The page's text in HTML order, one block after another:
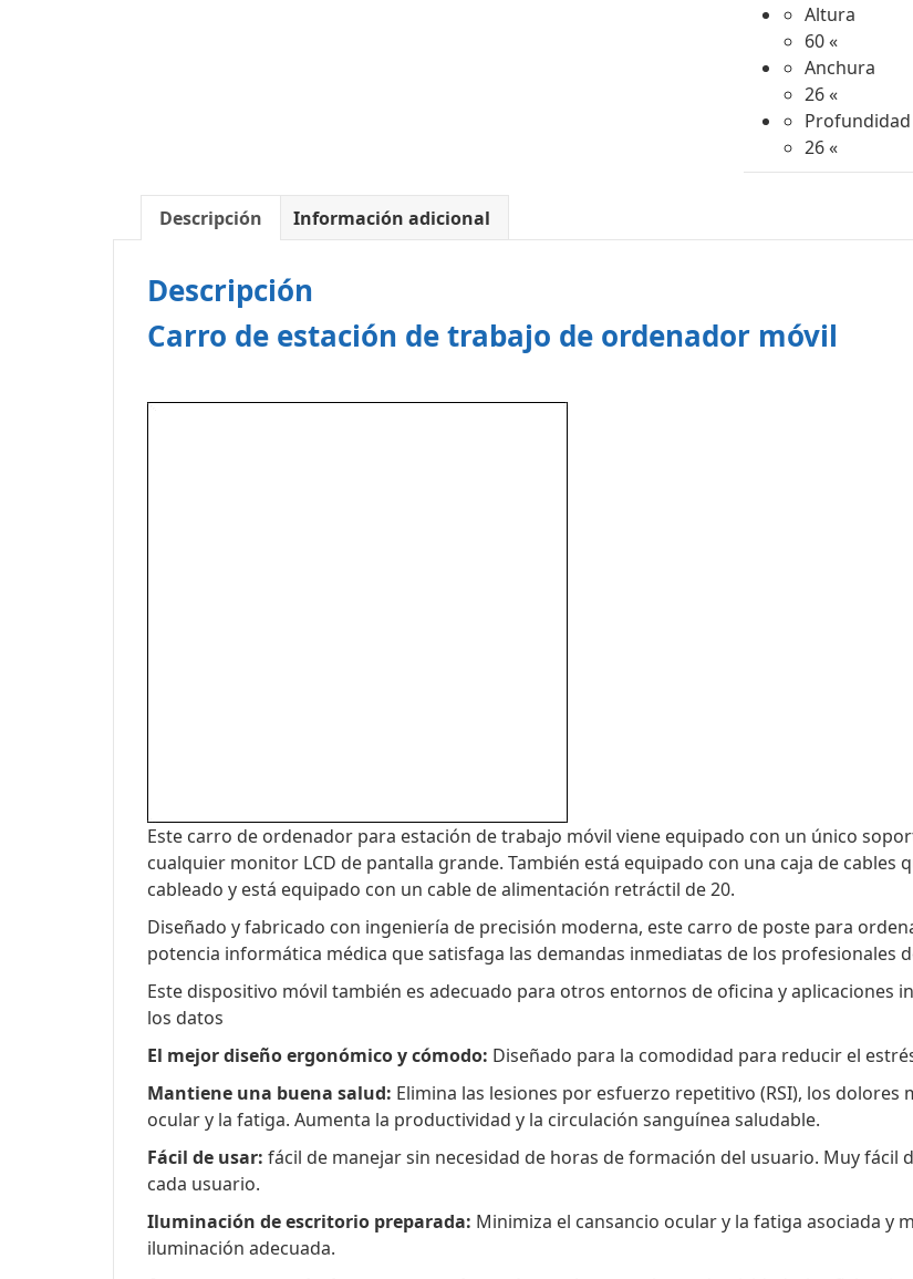
Altura
60 «
Anchura
26 «
Profundidad
26 «
Descripción Información adicional
Descripción
Carro de estación de trabajo de ordenador móvil
Este carro de ordenador para estación de trabajo móvil viene equipado con un único
cualquier monitor LCD de pantalla grande. También está equipado con una caja de cables
cableado y está equipado con un cable de alimentación retráctil de 20.
Diseñado y fabricado con ingeniería de precisión moderna, este carro de poste para
potencia informática médica que satisfaga las demandas inmediatas de los profesionales
Este dispositivo móvil también es adecuado para otros entornos de oficina y aplicaciones
los datos
El mejor diseño ergonómico y cómodo: Diseñado para la comodidad para reducir el
Mantiene una buena salud: Elimina las lesiones por esfuerzo repetitivo (RSI), los
ocular y la fatiga. Aumenta la productividad y la circulación sanguínea saludable.
Fácil de usar: fácil de manejar sin necesidad de horas de formación del usuario. Muy
cada usuario.
Iluminación de escritorio preparada: Minimiza el cansancio ocular y la fatiga asociada y
iluminación adecuada.